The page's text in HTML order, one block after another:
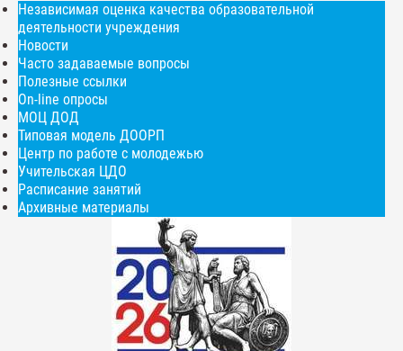
Независимая оценка качества образовательной
деятельности учреждения
Новости
Часто задаваемые вопросы
Полезные ссылки
On-line опросы
МОЦ ДОД
Типовая модель ДООРП
Центр по работе с молодежью
Учительская ЦДО
Расписание занятий
Архивные материалы